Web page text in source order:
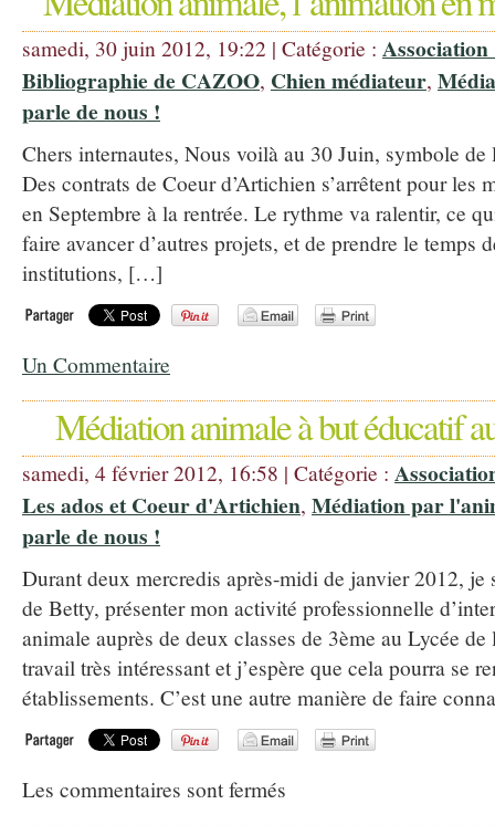
samedi, 30 juin 2012, 19:22 | Catégorie :
Bibliographie de CAZOO, Chien médiateur,
parle de nous !
Chers internautes, Nous voilà au 30 Juin, symbole de
Des contrats de Coeur d’Artichien s’arrêtent pour les
en Septembre à la rentrée. Le rythme va ralentir, ce
faire avancer d’autres projets, et de prendre le temps
institutions, […]
Un Commentaire
Médiation animale à but éducatif
samedi, 4 février 2012, 16:58 | Catégorie :
Les ados et Coeur d'Artichien, Médiation par
parle de nous !
Durant deux mercredis après-midi de janvier 2012, je
de Betty, présenter mon activité professionnelle
animale auprès de deux classes de 3ème au Lycée de
travail très intéressant et j’espère que cela pourra se
établissements. C’est une autre manière de faire
Les commentaires sont fermés